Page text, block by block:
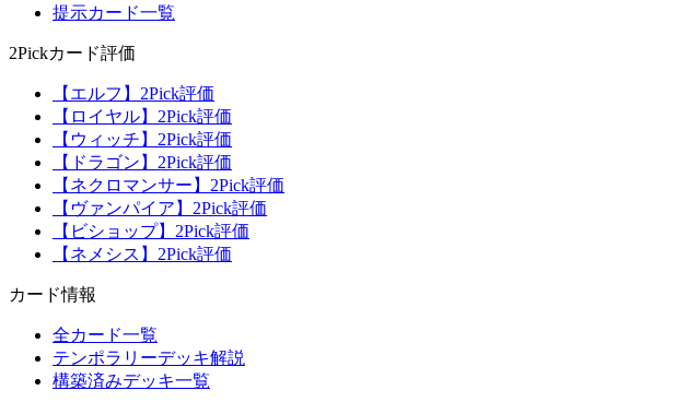
提示カード一覧
2Pickカード評価
【エルフ】2Pick評価
【ロイヤル】2Pick評価
【ウィッチ】2Pick評価
【ドラゴン】2Pick評価
【ネクロマンサー】2Pick評価
【ヴァンパイア】2Pick評価
【ビショップ】2Pick評価
【ネメシス】2Pick評価
カード情報
全カード一覧
テンポラリーデッキ解説
構築済みデッキ一覧